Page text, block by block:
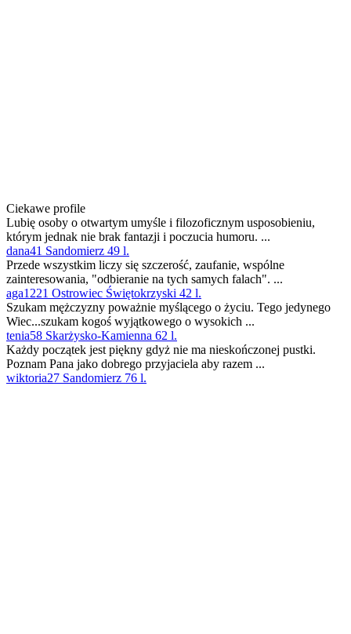
Ciekawe profile
Lubię osoby o otwartym umyśle i filozoficznym usposobieniu,
którym jednak nie brak fantazji i poczucia humoru. ...
dana41 Sandomierz 49 l.
Przede wszystkim liczy się szczerość, zaufanie, wspólne
zainteresowania, "odbieranie na tych samych falach". ...
aga1221 Ostrowiec Świętokrzyski 42 l.
Szukam mężczyzny poważnie myślącego o życiu. Tego jedynego
Wiec...szukam kogoś wyjątkowego o wysokich ...
tenia58 Skarżysko-Kamienna 62 l.
Każdy początek jest piękny gdyż nie ma nieskończonej pustki.
Poznam Pana jako dobrego przyjaciela aby razem ...
wiktoria27 Sandomierz 76 l.